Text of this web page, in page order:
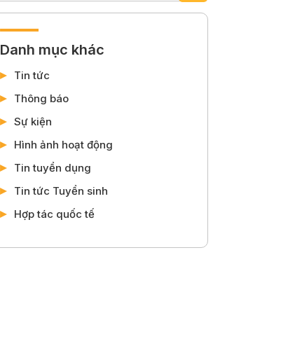
Danh mục khác
Tin tức
Thông báo
Sự kiện
Hình ảnh hoạt động
Tin tuyển dụng
Tin tức Tuyển sinh
Hợp tác quốc tế